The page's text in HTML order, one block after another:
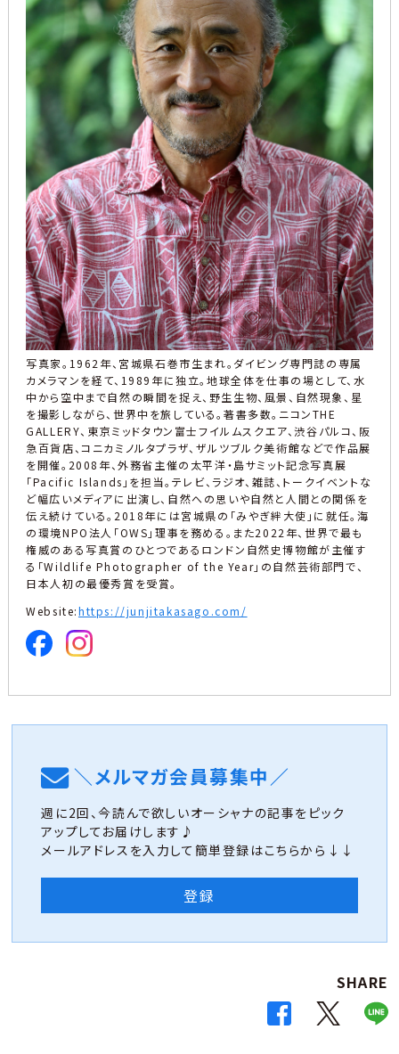
写真家。1962年、宮城県石巻市生まれ。ダイビング専門誌の専属
カメラマンを経て、1989年に独立。地球全体を仕事の場として、水
中から空中まで自然の瞬間を捉え、野生生物、風景、自然現象、星
を撮影しながら、世界中を旅している。著書多数。ニコンTHE
GALLERY、東京ミッドタウン富士フイルムスクエア、渋谷パルコ、阪
急百貨店、コニカミノルタプラザ、ザルツブルク美術館などで作品展
を開催。2008年、外務省主催の太平洋・島サミット記念写真展
「Pacific Islands」を担当。テレビ、ラジオ、雑誌、トークイベントな
ど幅広いメディアに出演し、自然への思いや自然と人間との関係を
伝え続けている。2018年には宮城県の「みやぎ絆大使」に就任。海
の環境NPO法人「OWS」理事を務める。また2022年、世界で最も
権威のある写真賞のひとつであるロンドン自然史博物館が主催す
る「Wildlife Photographer of the Year」の自然芸術部門で、
日本人初の最優秀賞を受賞。
Website:https://junjitakasago.com/
＼メルマガ会員募集中／
週に2回、今読んで欲しいオーシャナの記事をピック
アップしてお届けします♪
メールアドレスを入力して簡単登録はこちらから↓↓
登録
SHARE